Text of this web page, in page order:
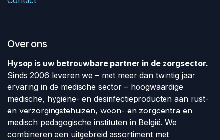
Over ons
Hysop is uw betrouwbare partner in de zorgsector.
Sinds 2006 leveren we – met meer dan twintig jaar
ervaring in de medische sector – hoogwaardige
medische, hygiëne- en desinfectieproducten aan rust-
en verzorgingstehuizen, woon- en zorgcentra en
medisch pedagogische instituten in België. We
combineren een uitgebreid assortiment met